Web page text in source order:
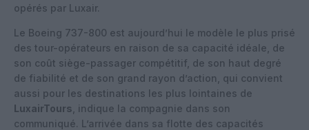
opérés par Luxair.
Le Boeing 737-800 est aujourd’hui le modèle le plus prisé
des tour-opérateurs en raison de sa capacité idéale, de
son coût siège-passager compétitif, de son haut degré
de fiabilité et de son grand rayon d’action, qui convient
aussi pour les destinations les plus lointaines de
LuxairTours , indique la compagnie dans son
communiqué. L’arrivée dans sa flotte des capacités